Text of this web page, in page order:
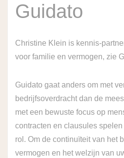
Guidato
Christine Klein is kennis-
voor familie en vermogen, zie
Guidato gaat anders om met
bedrijfsoverdracht dan de
met een bewuste focus op
contracten en clausules
rol. Om de continuïteit van het
vermogen en het welzijn van